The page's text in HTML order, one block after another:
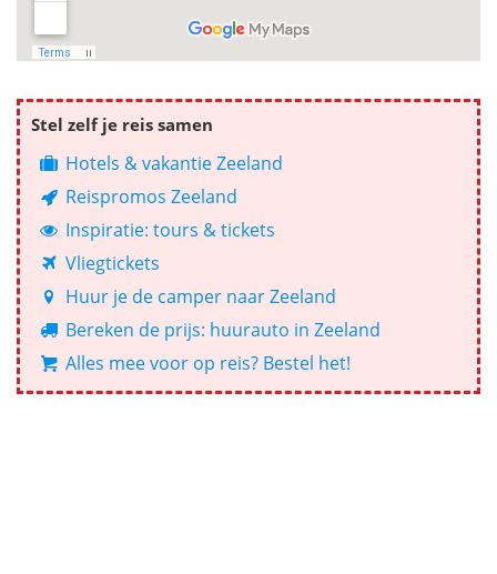
Stel zelf je reis samen
Hotels & vakantie Zeeland
Reispromos Zeeland
Inspiratie: tours & tickets
Vliegtickets
Huur je de camper naar Zeeland
Bereken de prijs: huurauto in Zeeland
Alles mee voor op reis? Bestel het!